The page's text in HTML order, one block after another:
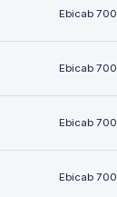
Ebicab 700
Ebicab 700
Ebicab 700
Ebicab 700